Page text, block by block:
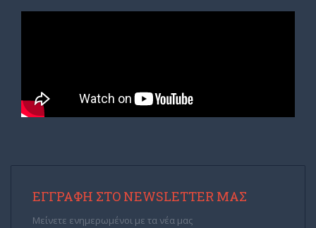
ΕΓΓΡΑΦΉ ΣΤΟ NEWSLETTER ΜΑΣ
Μείνετε ενημερωμένοι με τα νέα μας